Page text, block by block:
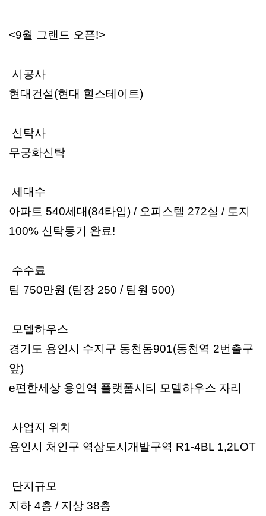
<9월 그랜드 오픈!>
시공사
현대건설(현대 힐스테이트)
신탁사
무궁화신탁
세대수
아파트 540세대(84타입) / 오피스텔 272실 / 토지
100% 신탁등기 완료!
수수료
팀 750만원 (팀장 250 / 팀원 500)
모델하우스
경기도 용인시 수지구 동천동901(동천역 2번출구
앞)
e편한세상 용인역 플랫폼시티 모델하우스 자리
사업지 위치
용인시 처인구 역삼도시개발구역 R1-4BL 1,2LOT
단지규모
지하 4층 / 지상 38층